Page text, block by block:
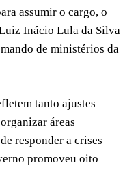
assumir o cargo, o
Inácio Lula da Silva
de ministérios da
tanto ajustes
áreas
responder a crises
promoveu oito